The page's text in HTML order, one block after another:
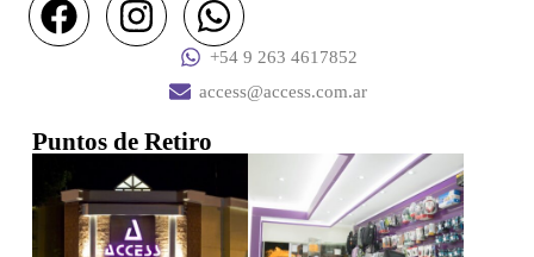
+54 9 263 4617852
access@access.com.ar
Puntos de Retiro